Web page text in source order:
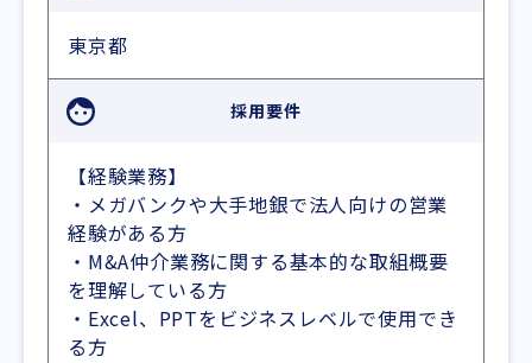
東京都
採用要件
【経験業務】
・メガバンクや大手地銀で法人向けの営業
経験がある方
・M&A仲介業務に関する基本的な取組概要
を理解している方
・Excel、PPTをビジネスレベルで使用でき
る方